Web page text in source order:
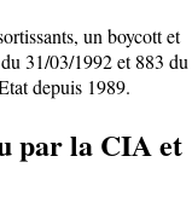
un boycott et
31/03/1992 et 883 du
depuis 1989.
par la CIA et